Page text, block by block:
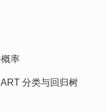
率
分类与回归树